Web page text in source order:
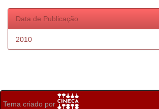
Data de Publicação
2010
Tema criado por